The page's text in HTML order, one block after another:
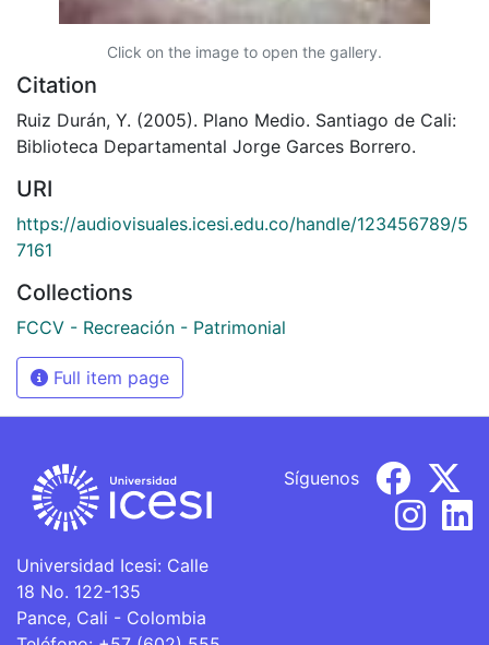
Click on the image to open the gallery.
Citation
Ruiz Durán, Y. (2005). Plano Medio. Santiago de Cali:
Biblioteca Departamental Jorge Garces Borrero.
URI
https://audiovisuales.icesi.edu.co/handle/123456789/5
7161
Collections
FCCV - Recreación - Patrimonial
Full item page
Universidad Icesi: Calle
18 No. 122-135
Pance, Cali - Colombia
Síguenos